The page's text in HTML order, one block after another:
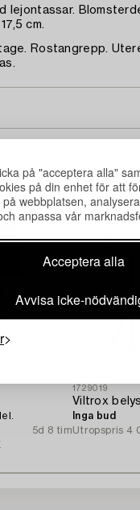
på "acceptera alla"
på din enhet för att
webbplatsen,
anpassa vår
Acceptera alla
Avvisa icke-
lejontassar.
cm.
Rostangrepp.
har även
5d 8 tim
1729019
Viltrox
Inga bud
Utropspris 4